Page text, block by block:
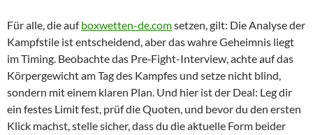
Für alle, die aufboxwetten-de.comsetzen, gilt: Die Analyse der
Kampfstile ist entscheidend, aber das wahre Geheimnis liegt
im Timing. Beobachte das Pre‑Fight-Interview, achte auf das
Körpergewicht am Tag des Kampfes und setze nicht blind,
sondern mit einem klaren Plan. Und hier ist der Deal: Leg dir
ein festes Limit fest, prüf die Quoten, und bevor du den ersten
Klick machst, stelle sicher, dass du die aktuelle Form beider